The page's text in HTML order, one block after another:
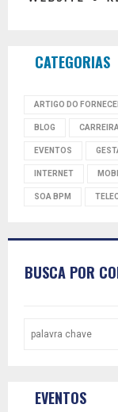
CATEGORIAS
ARTIGO DO
BLOG CARREIRA
EVENTOS
INTERNET
SOA BPM
BUSCA POR
EVENTOS